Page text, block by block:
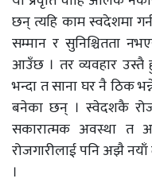
छन् त्यहि काम स्वदेशमा
सम्मान र सुनिश्चितता
आउँछ । तर व्यवहार उस्तै
भन्दा त साना घर नै ठिक
बनेका छन् । स्वेदशकै
सकारात्मक अवस्था त
रोजगारीलाई पनि अझै
।